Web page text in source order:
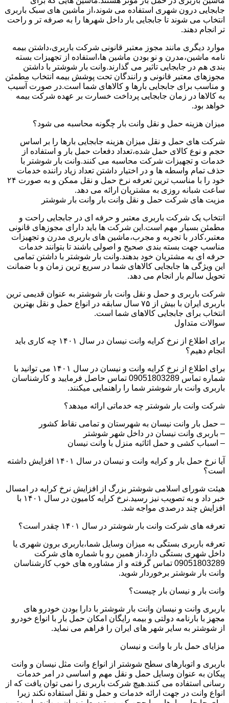
جابجایی درون شهری استفاده می شوند،از ماشین های سبک باربری
انتخاب می شوند تا جابجایی بار داخل شهرها را به صرفه تر و راحت
تر انجام دهند.
موارد دیگری مانند مجوز معتبر قانونی شرکت باربری،داشتن بیمه
نامه ماشین،مدرن و نو بودن ماشین ها،استفاده از تجهیزات بسته
بندی هم در جابجایی تاثیر می گذارند.وانت بار شوشتر با داشتن
مجوزهای معتبر قانونی و رانندگان تحت پوشش بیمه انتخاب مطمئن
و مناسب برای جابجایی بارها و کالاهای شما است.در صورت آسیب
به کالاها در زمان جابجایی پرداخت خسارت بر عهده شرکت بیمه
خواهد بود.
میزان هزینه حمل و نقل وانت بار چگونه محاسبه می شود؟
شرکت های حمل و نقل میزان هزینه جابجایی بارها را بر اساس
حجم و نوع کالای حمل شده،تعداد دفعات حمل بار و استفاده از
خدمات و تجهیزات شرکت محاسبه می کنند.وانت بار شوشتر با
حذف تمام واسطه ها و در اختیار داشتن تعداد زیاد راننده خدمات
خود را با مناسب ترین تعرفه نرخ حمل و نقل ممکن و به صورت ۲۴
ساعت شبانه روزی به مشتریان ارائه می دهد.
مزیت های شرکت حمل و نقل وانت بار وانت بار شوشتر
انتخاب یک شرکت باربری معتبر و حرفه ای در جابجایی راحت و
مطمئن بسیار مهم است.این شرکت ها باید دارای مجوزهای قانونی
معتبر،کادر با تجربه و مجرب،ماشین های باربری مدرن و تجهیزات
مناسب جهت بسته بندی صحیح و اصولی باشند تا بتوانند خدمات
حرفه ای به مشتریان خود بدهند.وانت بار شوشتر با داشتن تمامی
این ویژگی ها جابجایی کالاهای شما در سریع ترین زمان و با ضمانت
تحویل سالم بار انجام می دهد.
شرکت باربری و حمل و نقل وانت بار شوشتر به عنوان قدیمی ترین
باربری ایران با بیش از ۷۵ سال سابقه در انواع حمل و نقل بهترین
انتخاب برای جابجایی کالاهای شما است.
سوالات متداول
برای اطلاع از نرخ کرایه وانت نیسان در سال ۱۴۰۱ چه کاری باید
انجام دهیم؟
برای اطلاع از نرخ کرایه وانت و نیسان در سال ۱۴۰۱ می توانید با
شماره تماس 09051803289 تماس حاصل فرمایید و کارشناسان
باربری وانت بار شوشتر شما را راهنمایی میکنند.
شرکت وانت بار شوشتر چه خدماتی ارائه میدهد؟
– حمل بار وانت نیسان به شهرستان و تمامی نقاط کشور
– باربری وانت نیسان در داخل شهر شوشتر
– اسباب کشی و حمل اثاثیه منزل با وانت نیسان
آیا نرخ حمل بار و کرایه وانت و نیسان در سال ۱۴۰۱ افزایش داشته
است؟
هیئت شورای اسلامی شوشتر بزرگ از افزایش نرخ کرایه در امسال
خبر داد و به تصویب نیز رسید.نرخ کرایه کامیون در سال ۱۴۰۱ با
افزایش چند درصدی مواجه شد.
تعرفه های شرکت وانت بار شوشتر در سال ۱۴۰۱ چقدر است؟
تعرفه باربری بستگی به میزان وسایل شما،باربری برون شهری یا
داخل شهری بستگی دارد،از همین رو با شماره های شرکت
09051803289 تماس گرفته و از مشاوره های خوب کارشناسان
وانت بار شوشتر برخوردار شوید.
وانت بار و نیسان بار چیست؟
باربری وانت و نیسان وانت بار شوشتر با دارا بودن خودرو های
مجهز با بارنامه دولتی و بیمه رایگان امکان حمل بار با انواع خودرو
از شوشتر به سایر شهر های ایران را فراهم می نماید.
مزایای حمل بار با وانت و نیسان
باربری و اتوبارهای سطح شوشتر از انواع وانت مثل نیسان و وانت
پیکان به عنوان وسایل حمل و نقل مهم و اساسی در امر خدمات
رسانی استفاده می کنند.هیچ شرکت باربری را نمی توان یافت که از
انواع وانت در جهت ارائه خدمات و حمل و نقل استفاده نکند زیرا